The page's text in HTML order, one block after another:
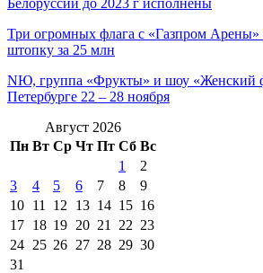
Три огромных флага с «Газпром Арены»
штопку за 25 млн
NЮ, группа «Фрукты» и шоу «Женский
Петербурге 22 – 28 ноября
Август 2026
Пн Вт Ср Чт Пт Сб Вс
1
2
3
4 5 6 7 8
9
10 11 12 13 14 15 16
17 18 19 20 21 22 23
24 25 26 27 28 29 30
31